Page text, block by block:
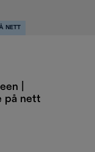
NETT
|
på nett